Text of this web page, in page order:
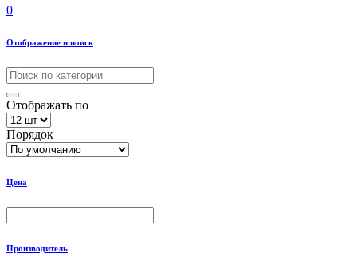
0
Отображение и поиск
Отображать по
Порядок
Цена
Производитель